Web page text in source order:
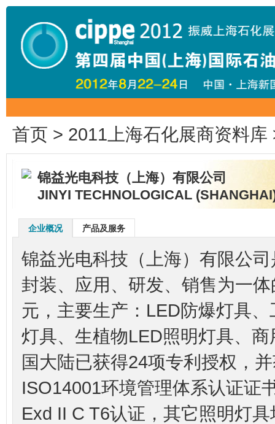
首页 > 2011上海石化展商资料库
锦益光电科技（上海）有限公司
JINYI TECHNOLOGICAL
企业概况 产品及服务
锦益光电科技（上海）有限公
封装、应用、研发、销售为一
元，主要生产：LED防爆灯具
灯具、生植物LED照明灯具、
国大陆已获得24项专利授权，
ISO14001环境管理体系认证证
Exd II C T6认证，其它照明灯